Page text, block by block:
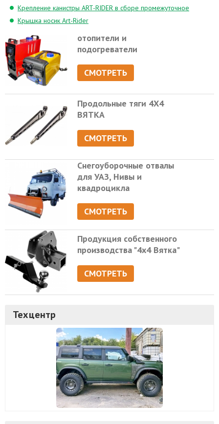
Крепление канистры ART-RIDER в сборе промежуточное
Крышка носик Art-Rider
отопители и
подогреватели
СМОТРЕТЬ
Продольные тяги 4Х4
ВЯТКА
СМОТРЕТЬ
Снегоуборочные отвалы
для УАЗ, Нивы и
квадроцикла
СМОТРЕТЬ
Продукция собственного
производства "4х4 Вятка"
СМОТРЕТЬ
Техцентр